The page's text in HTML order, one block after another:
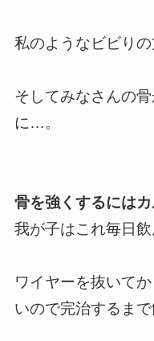
私のようなビビりの
そしてみなさんの
に…。
骨を強くするには
我が子はこれ毎日飲
ワイヤーを抜いて
いので完治するまで